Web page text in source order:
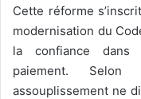
Cette réforme
modernisation du
la confiance dans
paiement.
assouplissement ne